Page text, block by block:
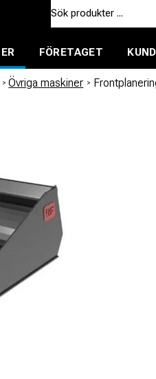
FÖRETAGET
/ Övriga maskiner /